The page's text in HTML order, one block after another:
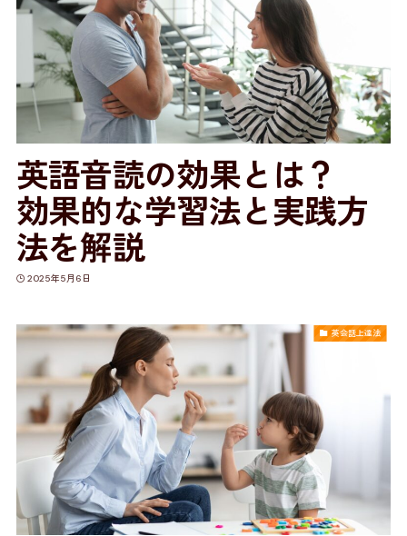
英語音読の効果とは？
効果的な学習法と実践方
法を解説
2025年5月6日
英会話上達法